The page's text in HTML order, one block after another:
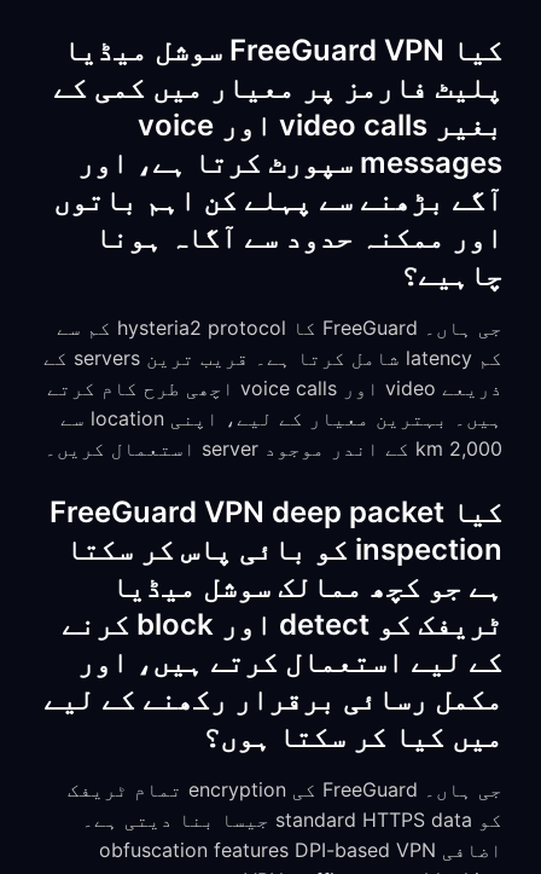
کیا FreeGuard VPN سوشل میڈیا
پلیٹ فارمز پر معیار میں کمی کے
بغیر video calls اور voice
messages سپورٹ کرتا ہے، اور
آگے بڑھنے سے پہلے کن اہم باتوں
اور ممکنہ حدود سے آگاہ ہونا
چاہیے؟
جی ہاں۔ FreeGuard کا hysteria2 protocol کم سے
کم latency شامل کرتا ہے۔ قریب ترین servers کے
ذریعے video اور voice calls اچھی طرح کام کرتے
ہیں۔ بہترین معیار کے لیے، اپنی location سے
2,000 km کے اندر موجود server استعمال کریں۔
کیا FreeGuard VPN deep packet
inspection کو بائی پاس کر سکتا
ہے جو کچھ ممالک سوشل میڈیا
ٹریفک کو detect اور block کرنے
کے لیے استعمال کرتے ہیں، اور
مکمل رسائی برقرار رکھنے کے لیے
میں کیا کر سکتا ہوں؟
جی ہاں۔ FreeGuard کی encryption تمام ٹریفک
کو standard HTTPS data جیسا بنا دیتی ہے۔
اضافی obfuscation features DPI-based VPN